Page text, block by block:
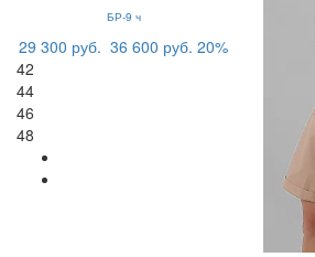
БР-9 ч
29 300 руб. 36 600 руб. 20%
42
44
46
48